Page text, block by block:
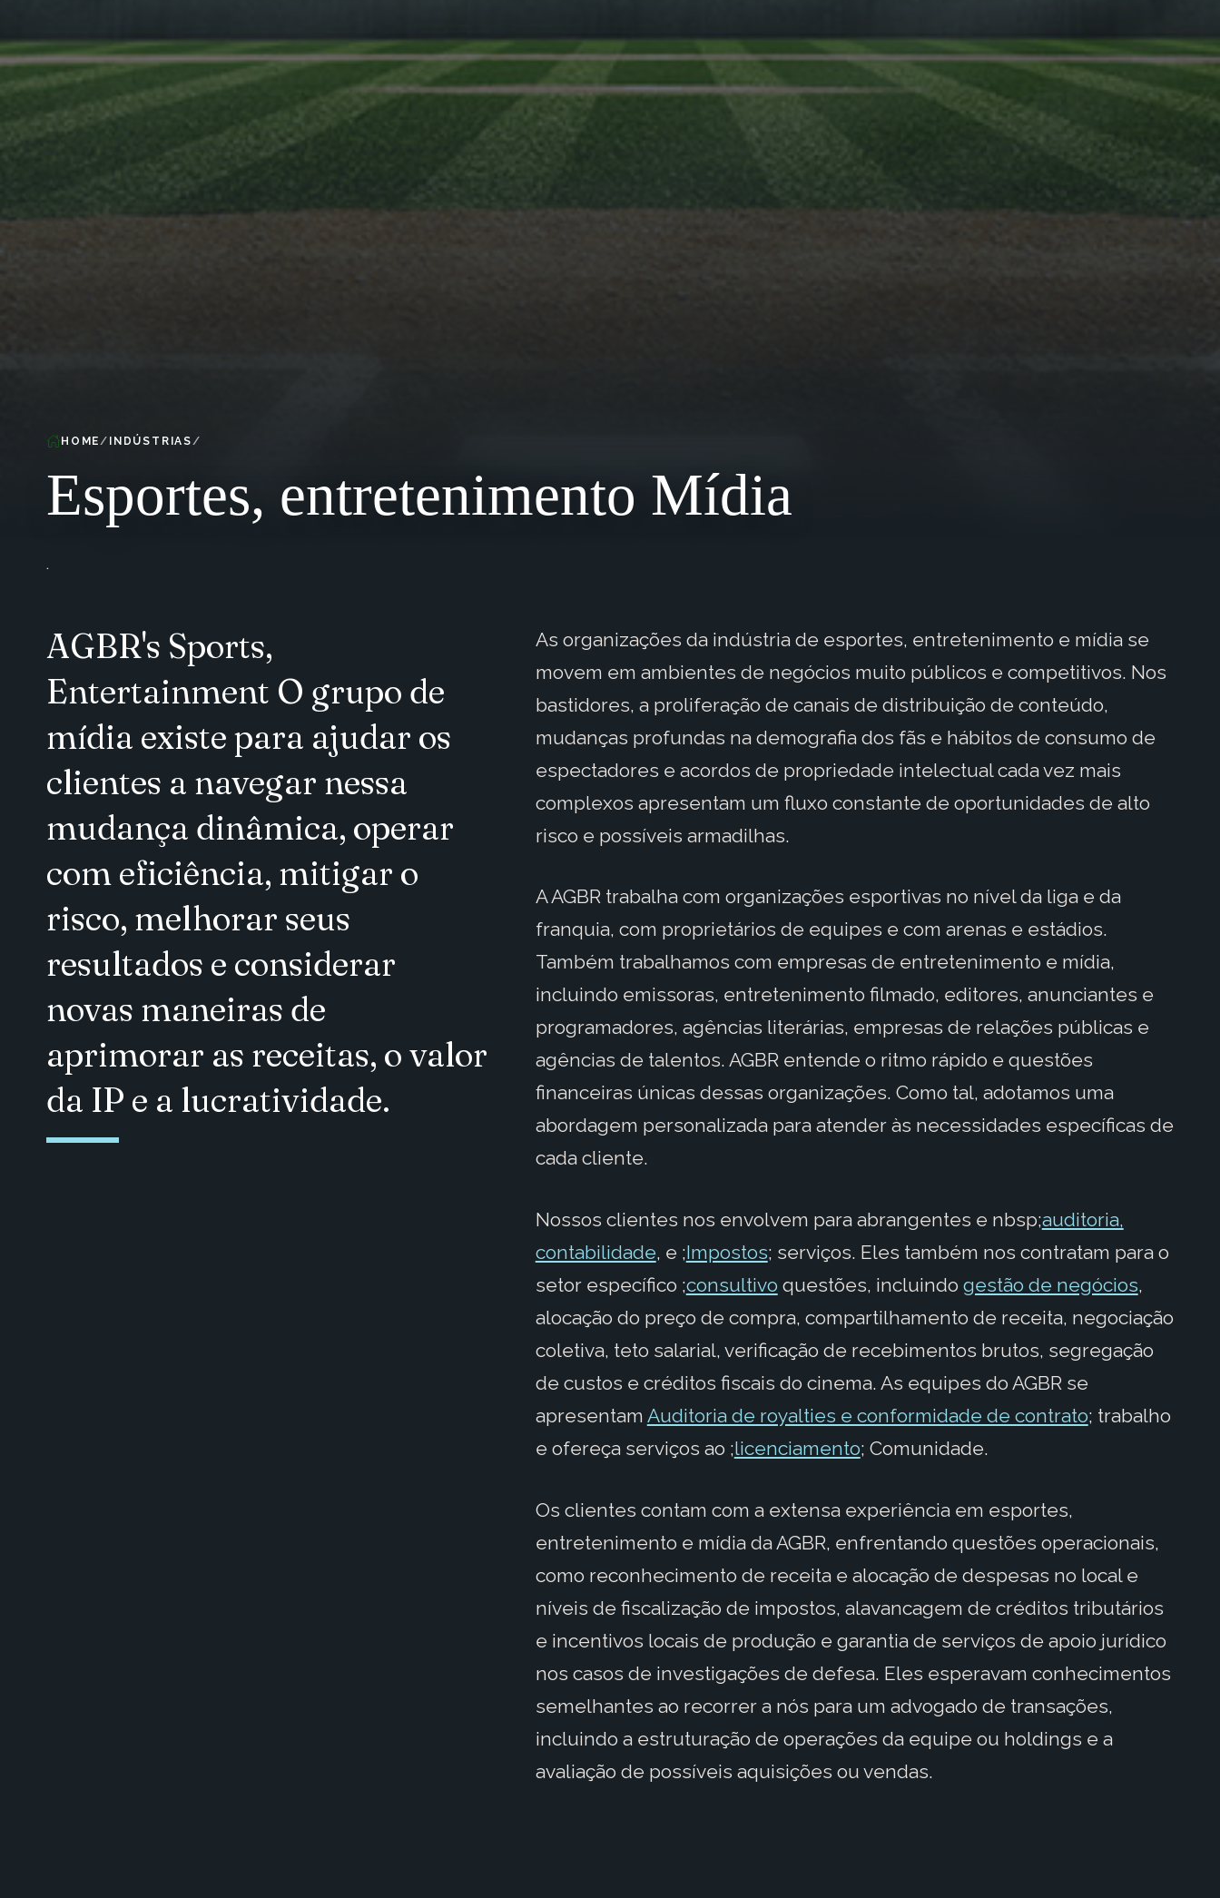
HOME INDÚSTRIAS
Esportes, entretenimento Mídia
.
AGBR's Sports,
Entertainment O grupo de
mídia existe para ajudar os
clientes a navegar nessa
mudança dinâmica, operar
com eficiência, mitigar o
risco, melhorar seus
resultados e considerar
novas maneiras de
aprimorar as receitas, o valor
da IP e a lucratividade.
As organizações da indústria de esportes, entretenimento e mídia se
movem em ambientes de negócios muito públicos e competitivos. Nos
bastidores, a proliferação de canais de distribuição de conteúdo,
mudanças profundas na demografia dos fãs e hábitos de consumo de
espectadores e acordos de propriedade intelectual cada vez mais
complexos apresentam um fluxo constante de oportunidades de alto
risco e possíveis armadilhas.
A AGBR trabalha com organizações esportivas no nível da liga e da
franquia, com proprietários de equipes e com arenas e estádios.
Também trabalhamos com empresas de entretenimento e mídia,
incluindo emissoras, entretenimento filmado, editores, anunciantes e
programadores, agências literárias, empresas de relações públicas e
agências de talentos. AGBR entende o ritmo rápido e questões
financeiras únicas dessas organizações. Como tal, adotamos uma
abordagem personalizada para atender às necessidades específicas de
cada cliente.
Nossos clientes nos envolvem para abrangentes e nbsp;auditoria,
contabilidade, e ;Impostos; serviços. Eles também nos contratam para o
setor específico ;consultivo questões, incluindo gestão de negócios,
alocação do preço de compra, compartilhamento de receita, negociação
coletiva, teto salarial, verificação de recebimentos brutos, segregação
de custos e créditos fiscais do cinema. As equipes do AGBR se
apresentam Auditoria de royalties e conformidade de contrato; trabalho
e ofereça serviços ao ;licenciamento; Comunidade.
Os clientes contam com a extensa experiência em esportes,
entretenimento e mídia da AGBR, enfrentando questões operacionais,
como reconhecimento de receita e alocação de despesas no local e
níveis de fiscalização de impostos, alavancagem de créditos tributários
e incentivos locais de produção e garantia de serviços de apoio jurídico
nos casos de investigações de defesa. Eles esperavam conhecimentos
semelhantes ao recorrer a nós para um advogado de transações,
incluindo a estruturação de operações da equipe ou holdings e a
avaliação de possíveis aquisições ou vendas.